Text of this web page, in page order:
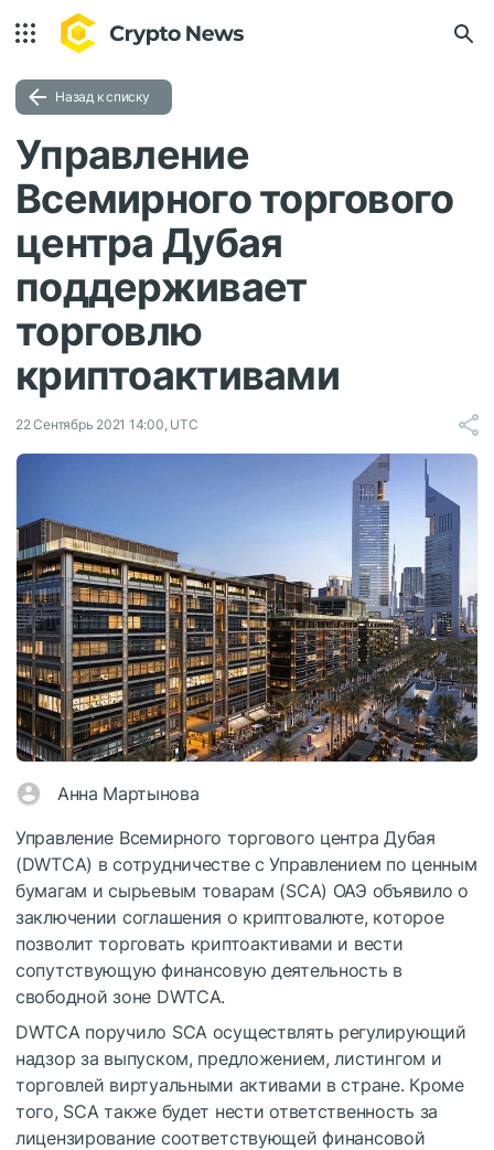
Назад к списку
Управление
Всемирного торгового
центра Дубая
поддерживает
торговлю
криптоактивами
22 Сентябрь 2021 14:00, UTC
Анна Мартынова
Управление Всемирного торгового центра Дубая
(DWTCA) в сотрудничестве с Управлением по ценным
бумагам и сырьевым товарам (SCA) ОАЭ объявило о
заключении соглашения о криптовалюте, которое
позволит торговать криптоактивами и вести
сопутствующую финансовую деятельность в
свободной зоне DWTCA.
DWTCA поручило SCA осуществлять регулирующий
надзор за выпуском, предложением, листингом и
торговлей виртуальными активами в стране. Кроме
того, SCA также будет нести ответственность за
лицензирование соответствующей финансовой